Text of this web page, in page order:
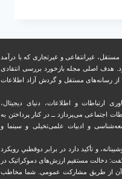
غیرانتفاعی و غیرتجاری که با درآمد
‏هدف اصلی مجله بازخورد بررسی انتقادی
از رسانه‌های مستقل و‌ گردش ‏آزاد اطلاعات
ارتباطات و اطلاعات، دنیای دیجیتال،
اجتماعی می‌پردازد ــ در کنار پرداختن به
و ادبیات علمی‌تخیلی و سینما و
و تأکید دارد ‏در برابر دوقطبیِ رویکرد
گفت: دخالت مستقیم ارزش‌های دموکراتیک در
آن از طریق مشاركت عمومی. شما مخاطب